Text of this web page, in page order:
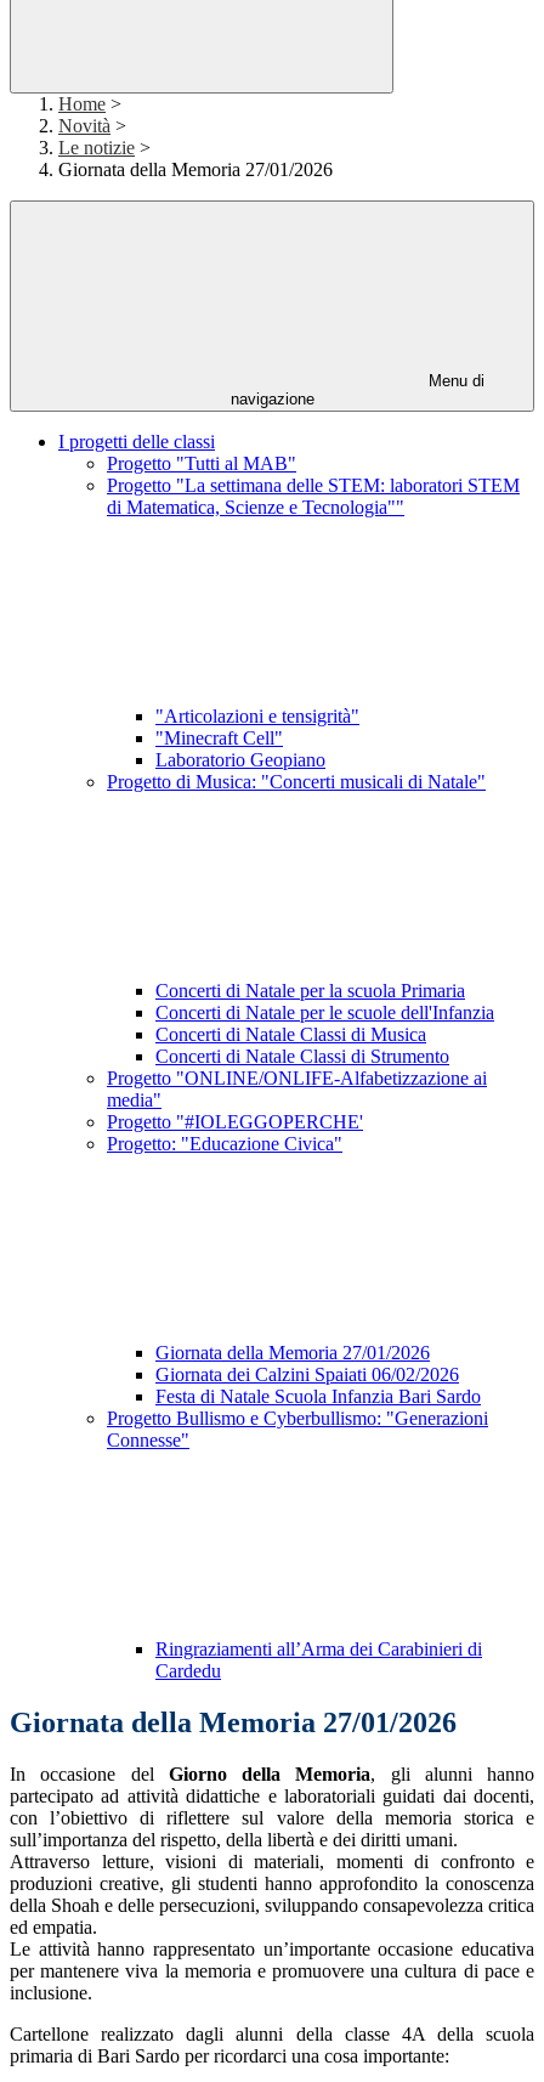
Home >
Novità >
Le notizie >
Giornata della Memoria 27/01/2026
Menu di
navigazione
I progetti delle classi
Progetto "Tutti al MAB"
Progetto "La settimana delle STEM: laboratori STEM
di Matematica, Scienze e Tecnologia""
"Articolazioni e tensigrità"
"Minecraft Cell"
Laboratorio Geopiano
Progetto di Musica: "Concerti musicali di Natale"
Concerti di Natale per la scuola Primaria
Concerti di Natale per le scuole dell'Infanzia
Concerti di Natale Classi di Musica
Concerti di Natale Classi di Strumento
Progetto "ONLINE/ONLIFE-Alfabetizzazione ai
media"
Progetto "#IOLEGGOPERCHE'
Progetto: "Educazione Civica"
Giornata della Memoria 27/01/2026
Giornata dei Calzini Spaiati 06/02/2026
Festa di Natale Scuola Infanzia Bari Sardo
Progetto Bullismo e Cyberbullismo: "Generazioni
Connesse"
Ringraziamenti all’Arma dei Carabinieri di
Cardedu
Giornata della Memoria 27/01/2026
In occasione del Giorno della Memoria, gli alunni hanno
partecipato ad attività didattiche e laboratoriali guidati dai docenti,
con l’obiettivo di riflettere sul valore della memoria storica e
sull’importanza del rispetto, della libertà e dei diritti umani.
Attraverso letture, visioni di materiali, momenti di confronto e
produzioni creative, gli studenti hanno approfondito la conoscenza
della Shoah e delle persecuzioni, sviluppando consapevolezza critica
ed empatia.
Le attività hanno rappresentato un’importante occasione educativa
per mantenere viva la memoria e promuovere una cultura di pace e
inclusione.
Cartellone realizzato dagli alunni della classe 4A della scuola
primaria di Bari Sardo per ricordarci una cosa importante: